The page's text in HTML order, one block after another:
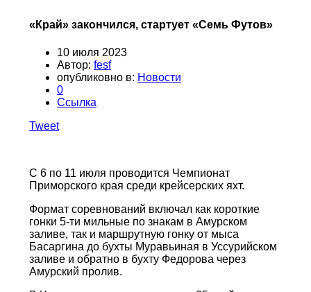
«Край» закончился, стартует «Семь Футов»
10 июля 2023
Автор: fesf
опубликовно в: Новости
0
Ссылка
Tweet
С 6 по 11 июля проводится Чемпионат
Приморского края среди крейсерских яхт.
Формат соревнований включал как короткие
гонки 5-ти мильные по знакам в Амурском
заливе, так и маршрутную гонку от мыса
Басаргина до бухты Муравьиная в Уссурийском
заливе и обратно в бухту Федорова через
Амурский пролив.